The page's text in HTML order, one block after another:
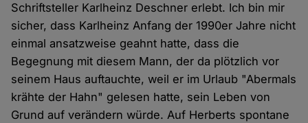
Schriftsteller Karlheinz Deschner erlebt. Ich bin mir
sicher, dass Karlheinz Anfang der 1990er Jahre nicht
einmal ansatzweise geahnt hatte, dass die
Begegnung mit diesem Mann, der da plötzlich vor
seinem Haus auftauchte, weil er im Urlaub "Abermals
krähte der Hahn" gelesen hatte, sein Leben von
Grund auf verändern würde. Auf Herberts spontane